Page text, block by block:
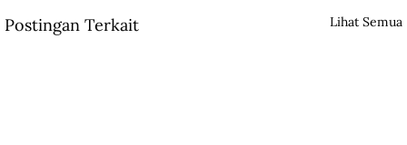
Postingan Terkait Lihat Semua